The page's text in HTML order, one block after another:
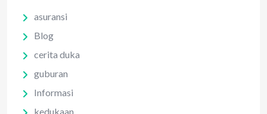
asuransi
Blog
cerita duka
guburan
Informasi
kedukaan